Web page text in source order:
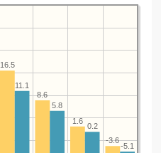
-3.6
1.6
8.6
16.5
-5.1
0.2
5.8
11.1